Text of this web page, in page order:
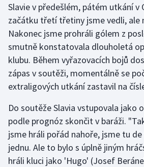
Stolní tenis
Triatlon
Veslování
Vodní slalom
Volejbal
Ostatní
Slavie v předešlém, pátém utkání v
začátku třetí třetiny jsme vedli, ale
Nakonec jsme prohráli gólem z
smutně konstatovala dlouholetá
klubu. Během vyřazovacích bojů
zápas v soutěži, momentálně se
extraligových utkání zastavil na
Do soutěže Slavia vstupovala jako
podle prognóz skončit v baráži.
jsme hráli pořád nahoře, jsme tu
jednu. Ale to bylo s úplně jiným
hráli kluci jako 'Hugo' (Josef